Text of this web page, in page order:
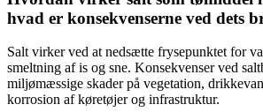
hvad er konsekvenserne ved dets
Salt virker ved at nedsætte frysepunktet for
smeltning af is og sne. Konsekvenser ved
miljømæssige skader på vegetation,
korrosion af køretøjer og infrastruktur.